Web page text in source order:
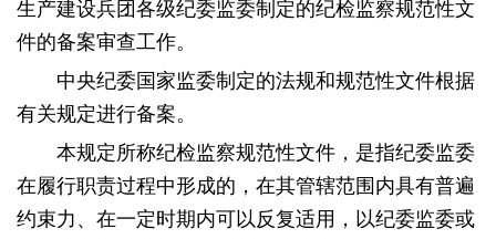
生产建设兵团各级纪委监委制定的纪检监察规范性文
件的备案审查工作。
中央纪委国家监委制定的法规和规范性文件根据
有关规定进行备案。
本规定所称纪检监察规范性文件，是指纪委监委
在履行职责过程中形成的，在其管辖范围内具有普遍
约束力、在一定时期内可以反复适用，以纪委监委或